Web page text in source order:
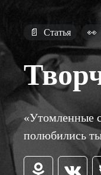
📄 Статья 👀
«Утомленные
полюбились